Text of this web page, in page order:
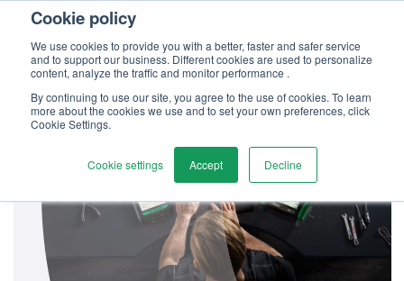
Cookie policy
We use cookies to provide you with a better, faster and safer service
and to support our business. Different cookies are used to personalize
content, analyze the traffic and monitor performance .
By continuing to use our site, you agree to the use of cookies. To learn
more about the cookies we use and to set your own preferences, click
Cookie Settings.
Cookie settings Accept Decline